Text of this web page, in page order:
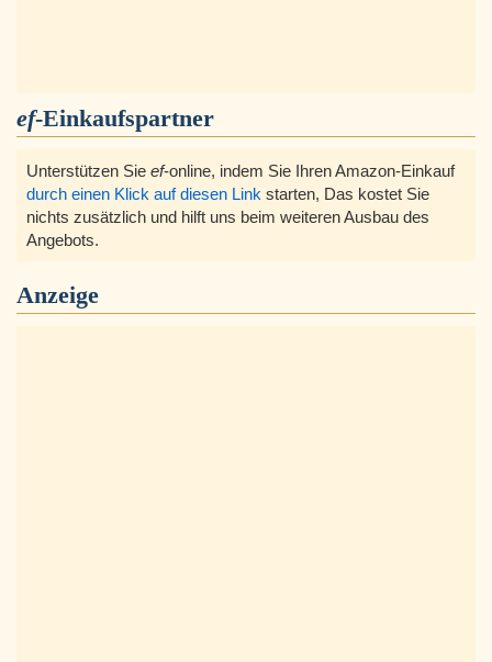
ef-Einkaufspartner
Unterstützen Sie ef-online, indem Sie Ihren Amazon-Einkauf
durch einen Klick auf diesen Link starten, Das kostet Sie
nichts zusätzlich und hilft uns beim weiteren Ausbau des
Angebots.
Anzeige